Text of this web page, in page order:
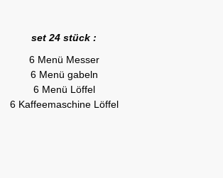
set 24 stück :
6 Menü Messer
6 Menü gabeln
6 Menü Löffel
6 Kaffeemaschine Löffel